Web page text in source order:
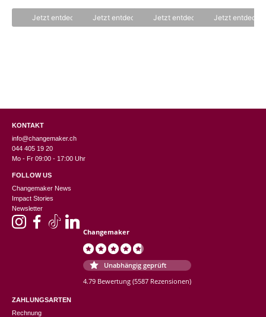
Jetzt entdecken Jetzt entdecken Jetzt entdecken Jetzt
KONTAKT
info@changemaker.ch
044 405 19 20
Mo - Fr 09:00 - 17:00 Uhr
FOLLOW US
Changemaker News
Impact Stories
Newsletter
Changemaker
Unabhängig geprüft
4.79 Bewertung (5587 Rezensionen)
ZAHLUNGSARTEN
Rechnung